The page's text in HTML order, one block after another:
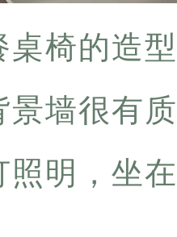
桌椅的造
景墙很有
照明，坐